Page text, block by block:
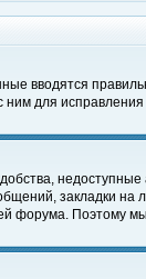
вводятся
для исправления
закладки
форума. Поэтому